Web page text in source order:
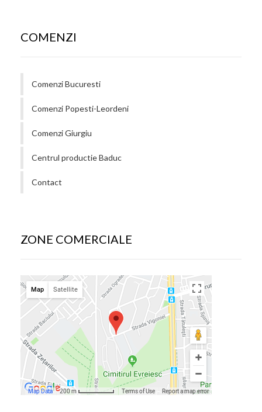
COMENZI
Comenzi Bucuresti
Comenzi Popesti-Leordeni
Comenzi Giurgiu
Centrul productie Baduc
Contact
ZONE COMERCIALE